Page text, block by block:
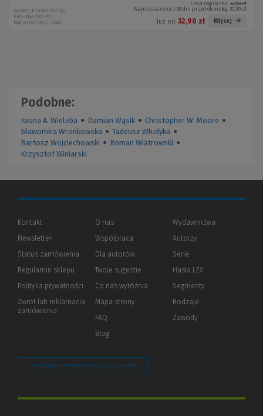
Cena regularna: 47,00 zł
Najniższa cena z 30 dni przed obniżką: 32,90 zł
Już od: 32,90 zł Więcej
Wolters Kluwer Polska
EBO-0166 W01P01
Rok publikacji: 2006
Podobne:
Iwona A. Wieleba ● Damian Wąsik ● Christopher W. Moore ●
Sławomira Wronkowska ● Tadeusz Włudyka ●
Bartosz Wojciechowski ● Roman Wiatrowski ●
Krzysztof Winiarski
Kontakt
Newsletter
Status zamówienia
Regulamin sklepu
Polityka prywatności (Nowe
(Link
innej
Zwrot lub reklamacja
zamówienia
O nas
Współpraca
Dla autorów(Nowe
(Link
innej
strony)
Twoje sugestie
Co nas wyróżnia
Mapa strony
FAQ
Blog
Wydawnictwa
Autorzy
Serie
Hasła LEX
Segmenty
Rodzaje
Zawody
Zarządzaj preferencjami plików cookie